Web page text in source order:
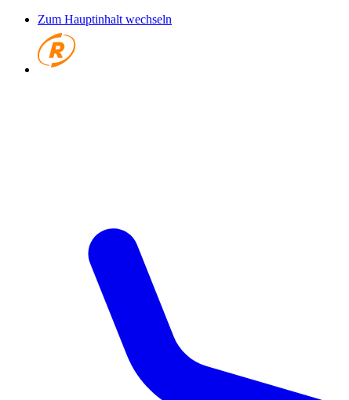
Zum Hauptinhalt wechseln